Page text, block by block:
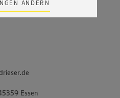
wie die Anbieter der
verarbeiten. Weitere
Dienste finden Sie in
sowie in unserer Cookie
und „Vimeo”.
ÄNDERN
Essen